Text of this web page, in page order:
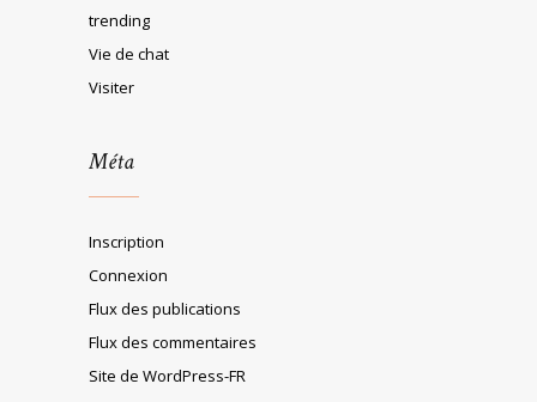
trending
Vie de chat
Visiter
Méta
Inscription
Connexion
Flux des publications
Flux des commentaires
Site de WordPress-FR